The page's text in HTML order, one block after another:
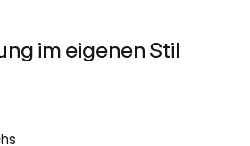
im eigenen Stil